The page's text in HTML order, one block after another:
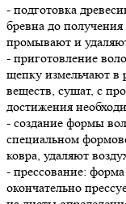
- подготовка
бревна до
промывают и
- приготовление
щепку измельчают в
веществ, сушат, с
достижения
- создание формы
специальном
ковра, удаляют
- прессование: форма
окончательно